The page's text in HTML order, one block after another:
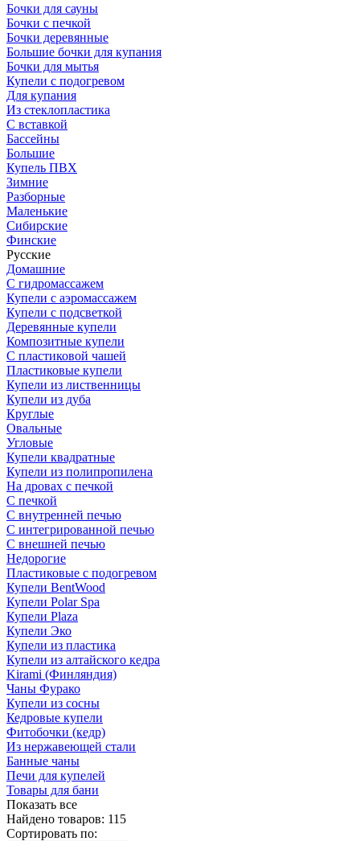
Бочки для сауны
Бочки с печкой
Бочки деревянные
Большие бочки для купания
Бочки для мытья
Купели с подогревом
Для купания
Из стеклопластика
С вставкой
Бассейны
Большие
Купель ПВХ
Зимние
Разборные
Маленькие
Сибирские
Финские
Русские
Домашние
С гидромассажем
Купели с аэромассажем
Купели с подсветкой
Деревянные купели
Композитные купели
С пластиковой чашей
Пластиковые купели
Купели из лиственницы
Купели из дуба
Круглые
Овальные
Угловые
Купели квадратные
Купели из полипропилена
На дровах с печкой
С печкой
С внутренней печью
С интегрированной печью
С внешней печью
Недорогие
Пластиковые с подогревом
Купели BentWood
Купели Polar Spa
Купели Plaza
Купели Эко
Купели из пластика
Купели из алтайского кедра
Kirami (Финляндия)
Чаны Фурако
Купели из сосны
Кедровые купели
Фитобочки (кедр)
Из нержавеющей стали
Банные чаны
Печи для купелей
Товары для бани
Показать все
Найдено товаров: 115
Сортировать по: